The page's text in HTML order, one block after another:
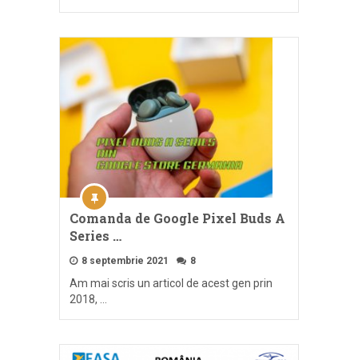
Comanda de Google Pixel Buds A
Series …
8 septembrie 2021 8
Am mai scris un articol de acest gen prin
2018, …